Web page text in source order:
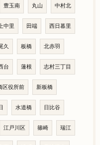
豊玉南 丸山 中村北
上中里 田端 西日暮里
久 板橋 北赤羽
台 蓮根 志村三丁目
区役所前 新板橋
水道橋 日比谷
江戸川区 篠崎 瑞江